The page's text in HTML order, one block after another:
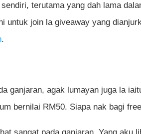
terutama yang dah lama
untuk join la giveaway yang
.
ganjaran, agak lumayan juga la
bernilai RM50. Siapa nak bagi